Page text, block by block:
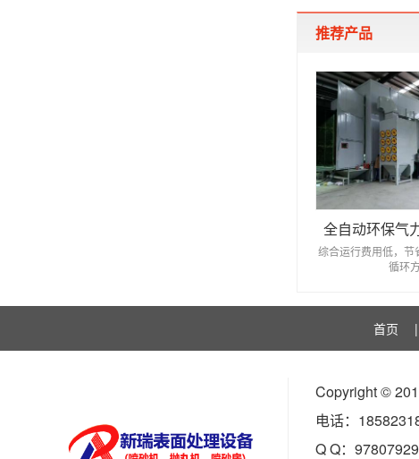
推荐产品
全自动环保气
综合运行费用低，节
循环
首页 |
Copyright ©
电话：
Q Q：